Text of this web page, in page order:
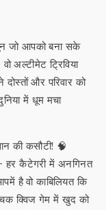
जो आपको बना सके
अल्टीमेट ट्रिविया
और परिवार को
में धूम मचा
की कसौटी! 🧠
हर कैटेगरी में अनगिनत
है वो काबिलियत कि
क्विज गेम में खुद को